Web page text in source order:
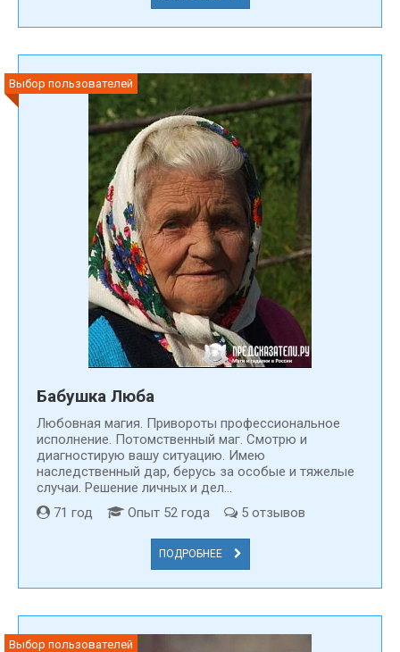
Выбор пользователей
Бабушка Люба
Любовная магия. Привороты профессиональное
исполнение. Потомственный маг. Смотрю и
диагностирую вашу ситуацию. Имею
наследственный дар, берусь за особые и тяжелые
случаи. Решение личных и дел...
71 год
Опыт 52 года 5 отзывов
ПОДРОБНЕЕ
Выбор пользователей